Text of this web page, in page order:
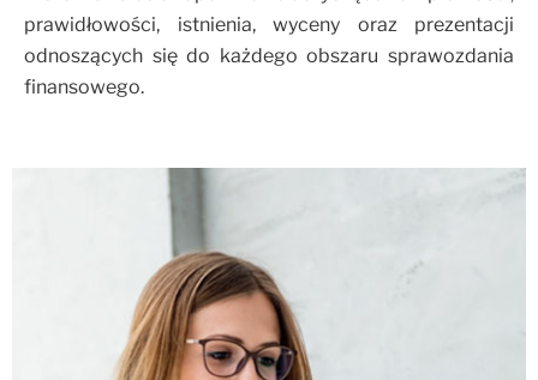
prawidłowości, istnienia, wyceny oraz prezentacji
odnoszących się do każdego obszaru sprawozdania
finansowego.